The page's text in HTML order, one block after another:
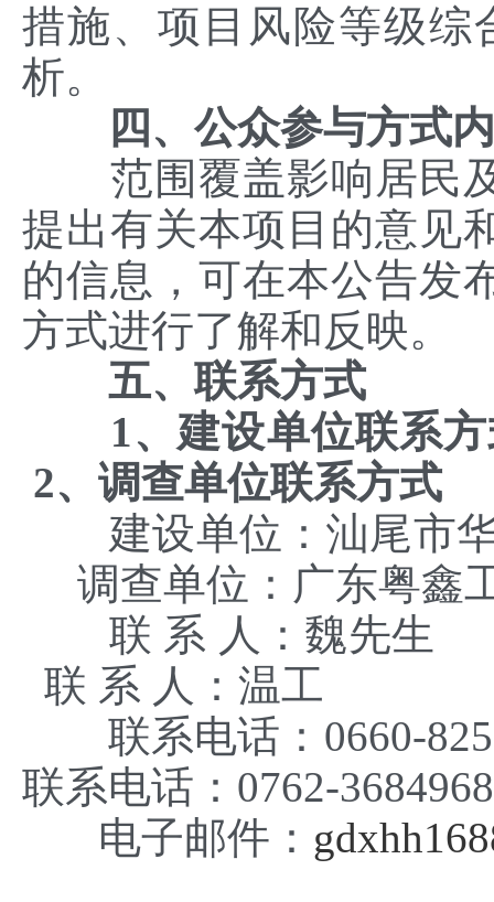
措施、项目风险等级综
析。
四、公众参与方式
范围覆盖影响居民及
提出有关本项目的意见
的信息，可在本公告发
方式进行了解和反映。
五、联系方式
1、 建设单
2、调查单位联系方式
建设单位：汕尾市
调查单位：广东粤鑫
联 系
联 系 人：温工
联系电话
联系电话：0762-3684968
电子邮件：